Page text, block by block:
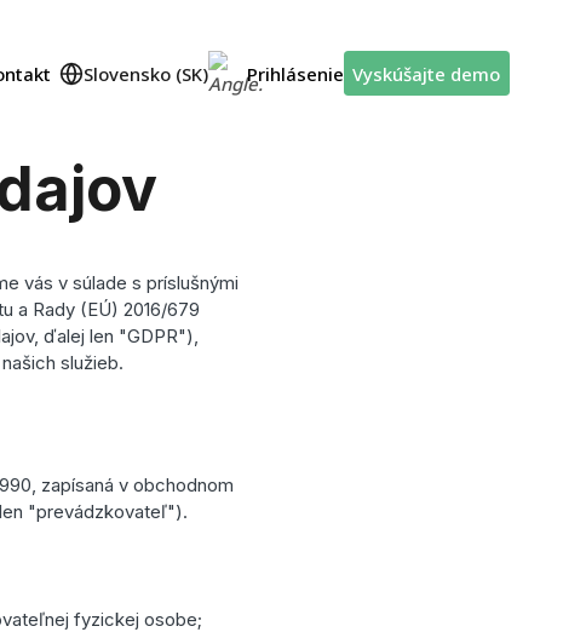
Slovensko (SK) Prihlásenie Vyskúšajte demo
vás v súlade s príslušnými
a Rady (EÚ) 2016/679
ďalej len "GDPR"),
služieb.
zapísaná v obchodnom
"prevádzkovateľ").
fyzickej osobe;